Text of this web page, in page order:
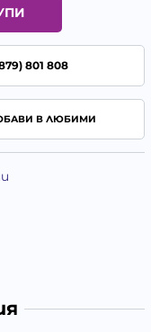
801 808
В ЛЮБИМИ